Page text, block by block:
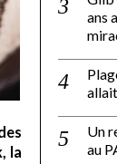
la
ans
Un
au